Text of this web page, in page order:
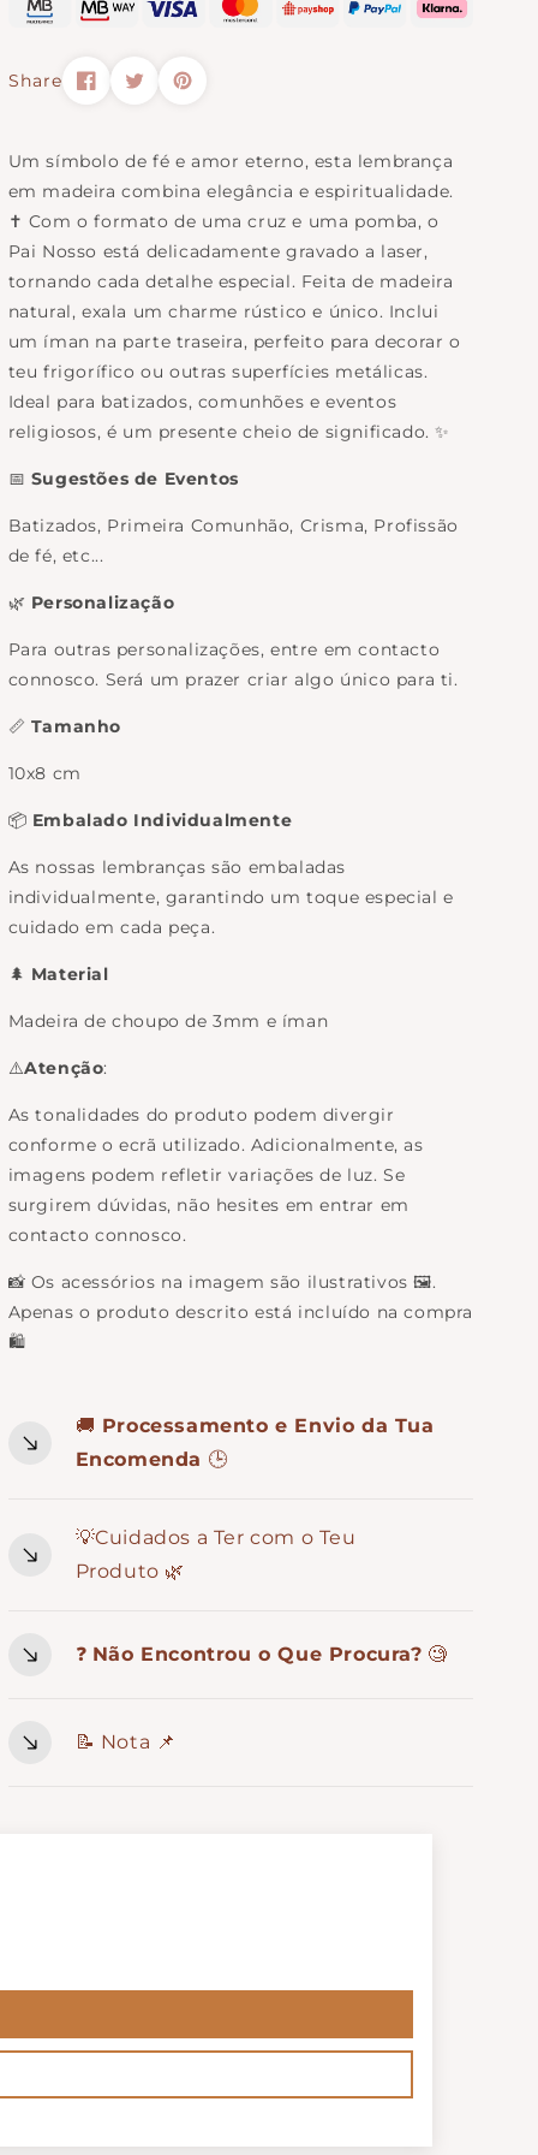
Nosso
Share
Um símbolo de fé e amor eterno, esta lembrança
em madeira combina elegância e espiritualidade.
✝️ Com o formato de uma cruz e uma pomba, o
Pai Nosso está delicadamente gravado a laser,
tornando cada detalhe especial. Feita de madeira
natural, exala um charme rústico e único. Inclui
um íman na parte traseira, perfeito para decorar o
teu frigorífico ou outras superfícies metálicas.
Ideal para batizados, comunhões e eventos
religiosos, é um presente cheio de significado. ✨
📅 Sugestões de Eventos
Batizados, Primeira Comunhão, Crisma, Profissão
de fé, etc...
🌿 Personalização
Para outras personalizações, entre em contacto
connosco. Será um prazer criar algo único para ti.
📏 Tamanho
10x8 cm
📦 Embalado Individualmente
As nossas lembranças são embaladas
individualmente, garantindo um toque especial e
cuidado em cada peça.
🌲 Material
Madeira de choupo de 3mm e íman
⚠️Atenção:
As tonalidades do produto podem divergir
conforme o ecrã utilizado. Adicionalmente, as
imagens podem refletir variações de luz. Se
surgirem dúvidas, não hesites em entrar em
contacto connosco.
📸 Os acessórios na imagem são ilustrativos 🖼️.
Apenas o produto descrito está incluído na compra
🛍️
🚚 Processamento e Envio da Tua
Encomenda 🕒
💡Cuidados a Ter com o Teu
Produto 🌿
❓ Não Encontrou o Que Procura? 🧐
📝 Nota 📌